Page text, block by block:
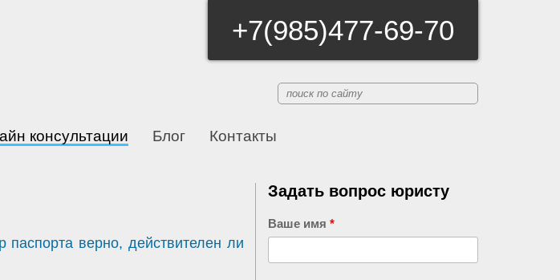
+7(985)477-69-70
консультации Блог Контакты
верно, действителен ли
Задать вопрос юристу
Ваше имя *